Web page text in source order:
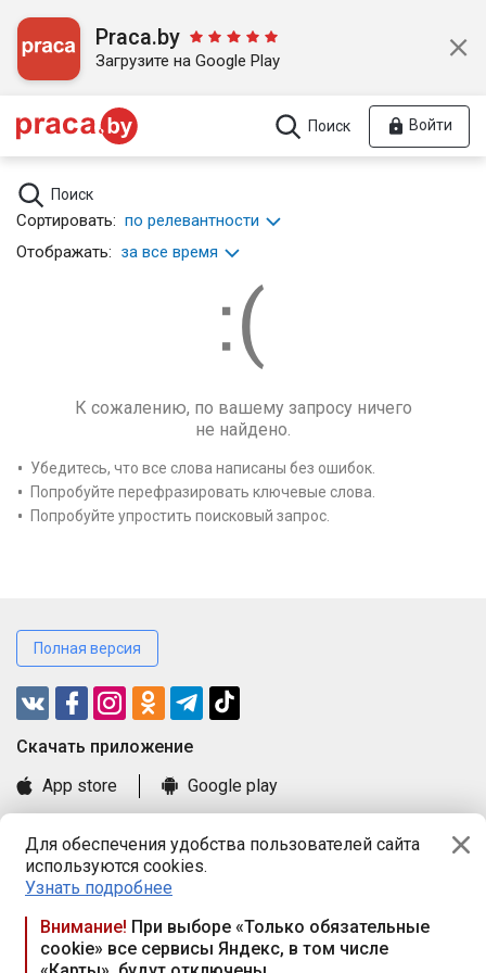
Для обеспечения удобства пользователей сайта
используются cookies.
Узнать подробнее
Внимание! При выборе «Только обязательные
cookie» все сервисы Яндекс, в том числе
Praca.by
Загрузите на Google Play
Поиск Войти
Поиск
Сортировать: по релевантности
Отображать: за все время
К сожалению, по вашему запросу ничего
не найдено.
Убедитесь, что все слова написаны без ошибок.
Попробуйте перефразировать ключевые слова.
Попробуйте упростить поисковый запрос.
Полная версия
Cкачать приложение
App store
Google play
Книга замечаний и предложений
Правила и документы
Praca.by © 2000—2026, ООО «ПРАЦА БАЙ»
Республика Беларусь, 220114, г. Минск, пр-т Независимости
117а, пом. № 9.